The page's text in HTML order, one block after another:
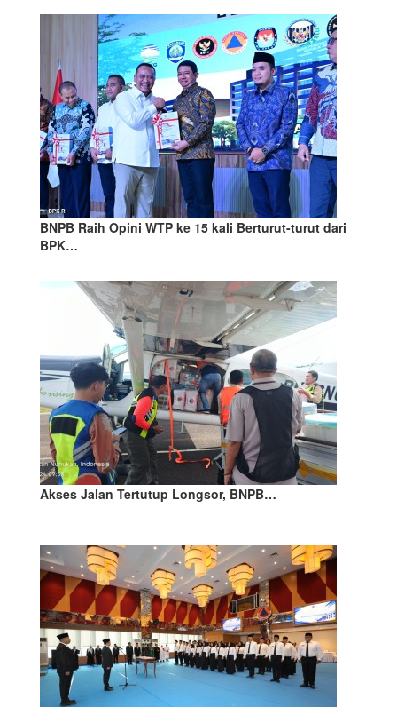
BNPB Raih Opini WTP ke 15 kali Berturut-turut dari
BPK…
Akses Jalan Tertutup Longsor, BNPB…